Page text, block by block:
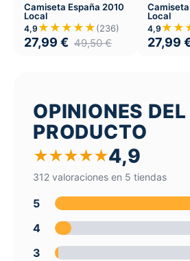
Camiseta España 2010
Local
4,9 ★★★★★(236)
27,99 € 49,50€
Local
4,9
27,99
OPINIONES DEL
PRODUCTO
★★★★★4,9
312 valoraciones en 5 tiendas
5
4
3